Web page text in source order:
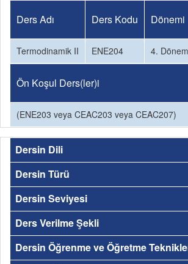
Ders Adı Ders Kodu Dönemi
Termodinamik II ENE204 4. Dönem
Ön Koşul Ders(ler)i
(ENE203 veya CEAC203 veya CEAC207)
Dersin Dili
Dersin Türü
Dersin Seviyesi
Ders Verilme Şekli
Dersin Öğrenme ve Öğretme